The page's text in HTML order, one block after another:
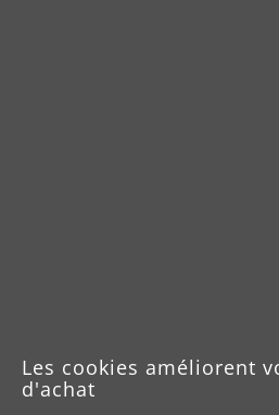
Mentions
Les cookies améliorent
d'achat